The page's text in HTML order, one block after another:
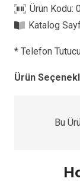
Kalem
Ürün Kodu:
Katalog
* Telefon
Ürün
Bu